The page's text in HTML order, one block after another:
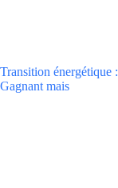
Transition énergétique
Gagnant mais